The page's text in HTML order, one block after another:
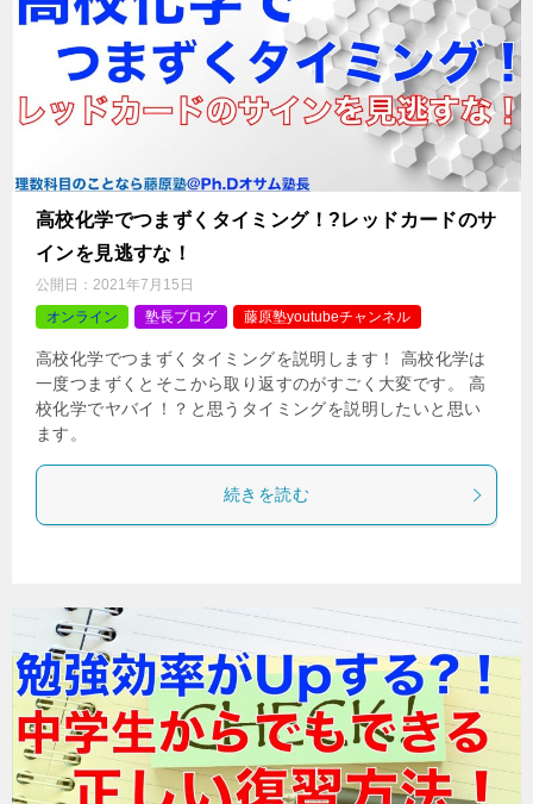
高校化学でつまずくタイミング！?レッドカードのサ
インを見逃すな！
公開日： 2021年7月15日
オンライン
塾長ブログ 藤原塾youtubeチャンネル
高校化学でつまずくタイミングを説明します！ 高校化学は
一度つまずくとそこから取り返すのがすごく大変です。 高
校化学でヤバイ！？と思うタイミングを説明したいと思い
ます。
続きを読む